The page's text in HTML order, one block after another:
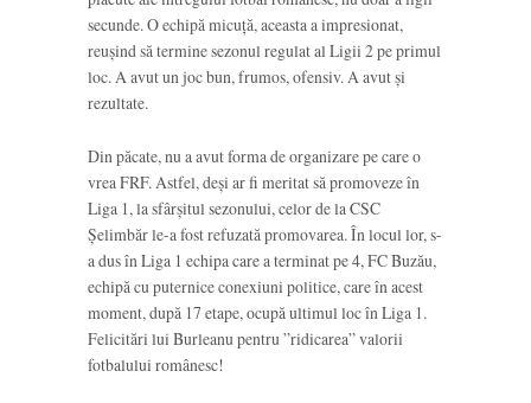
secunde. O echipă micuță, aceasta a impresionat,
reușind să termine sezonul regulat al Ligii 2 pe primul
loc. A avut un joc bun, frumos, ofensiv. A avut și
rezultate.
Din păcate, nu a avut forma de organizare pe care o
vrea FRF. Astfel, deși ar fi meritat să promoveze în
Liga 1, la sfârșitul sezonului, celor de la CSC
Șelimbăr le-a fost refuzată promovarea. În locul lor, s-
a dus în Liga 1 echipa care a terminat pe 4, FC Buzău,
echipă cu puternice conexiuni politice, care în acest
moment, după 17 etape, ocupă ultimul loc în Liga 1.
Felicitări lui Burleanu pentru ”ridicarea” valorii
fotbalului românesc!